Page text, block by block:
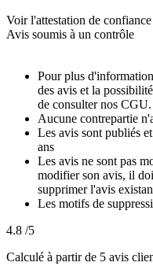
Voir l'attestation de confiance
Avis soumis à un contrôle
Pour plus
des avis et la
de consulter nos CGU.
Aucune contrepartie
Les avis sont publiés
ans
Les avis ne sont pas
modifier son avis, il
supprimer l'avis
Les motifs de
4.8 /5
Calculé à partir de 5 avis